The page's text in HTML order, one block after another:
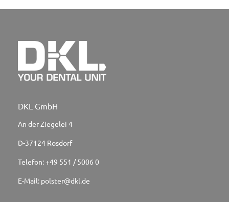
DKL GmbH
An der Ziegelei 4
D-37124 Rosdorf
Telefon:+49 551 / 5006 0
E-Mail: polster@dkl.de